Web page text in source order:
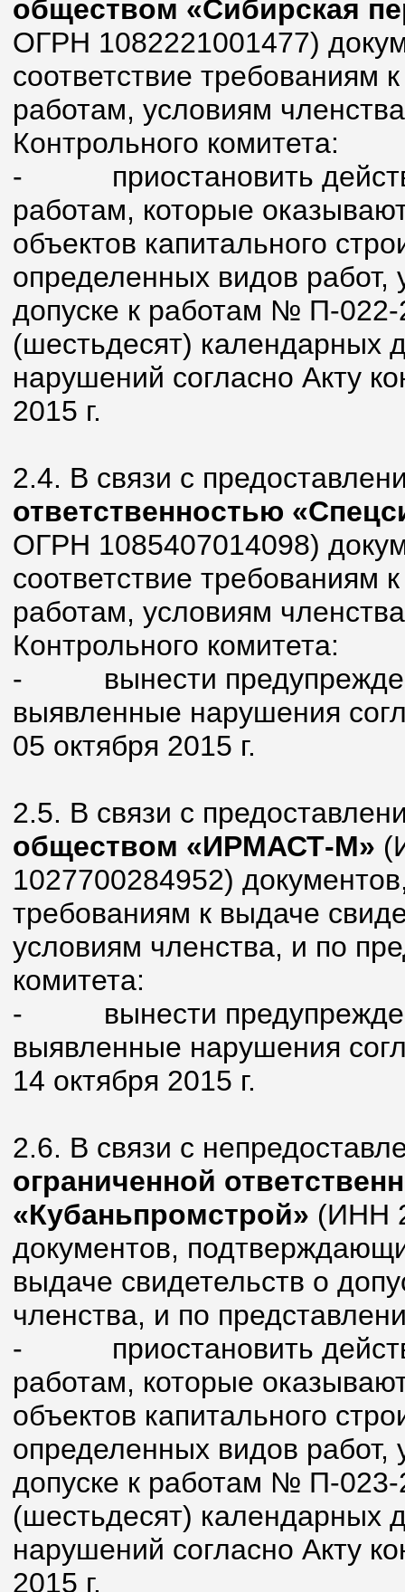
обществом «Сибирская
ОГРН 1082221001477)
соответствие требованиям
работам, условиям
Контрольного комитета:
-
приостановить
работам, которые
объектов капитального
определенных видов работ,
допуске к работам № П-
(шестьдесят) календарных
нарушений согласно Акту
2015 г.
2.4. В связи с
ответственностью
ОГРН 1085407014098)
соответствие требованиям
работам, условиям
Контрольного комитета:
-
вынести
выявленные нарушения
05 октября 2015 г.
2.5. В связи с
обществом «ИРМАСТ-М»
1027700284952)
требованиям к выдаче
условиям членства, и по
комитета:
-
вынести
выявленные нарушения
14 октября 2015 г.
2.6. В связи с
ограниченной
«Кубаньпромстрой» (ИНН
документов,
выдаче свидетельств о
членства, и по
-
приостановить
работам, которые
объектов капитального
определенных видов работ,
допуске к работам № П-
(шестьдесят) календарных
нарушений согласно Акту
2015 г.